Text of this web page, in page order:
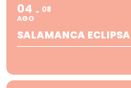
04
AGO
08
SALAMANCA ECLIPSA